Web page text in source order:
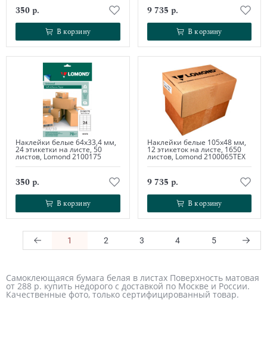
350 р.
В корзину
В корзину
9 735 р.
В корзину
В корзину
Наклейки белые 64х33,4 мм,
24 этикетки на листе, 50
листов, Lomond 2100175
350 р.
В корзину
В корзину
Наклейки белые 105х48 мм,
12 этикеток на листе, 1650
листов, Lomond 2100065ТЕХ
9 735 р.
В корзину
В корзину
1 2 3 4 5
Самоклеющаяся бумага белая в листах Поверхность матовая
от 288 р. купить недорого с доставкой по Москве и России.
Качественные фото, только сертифицированный товар.